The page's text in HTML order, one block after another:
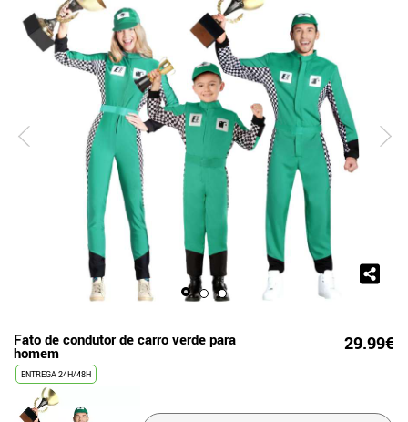
Fato de condutor de carro verde para
homem 29.99€
ENTREGA 24H/48H